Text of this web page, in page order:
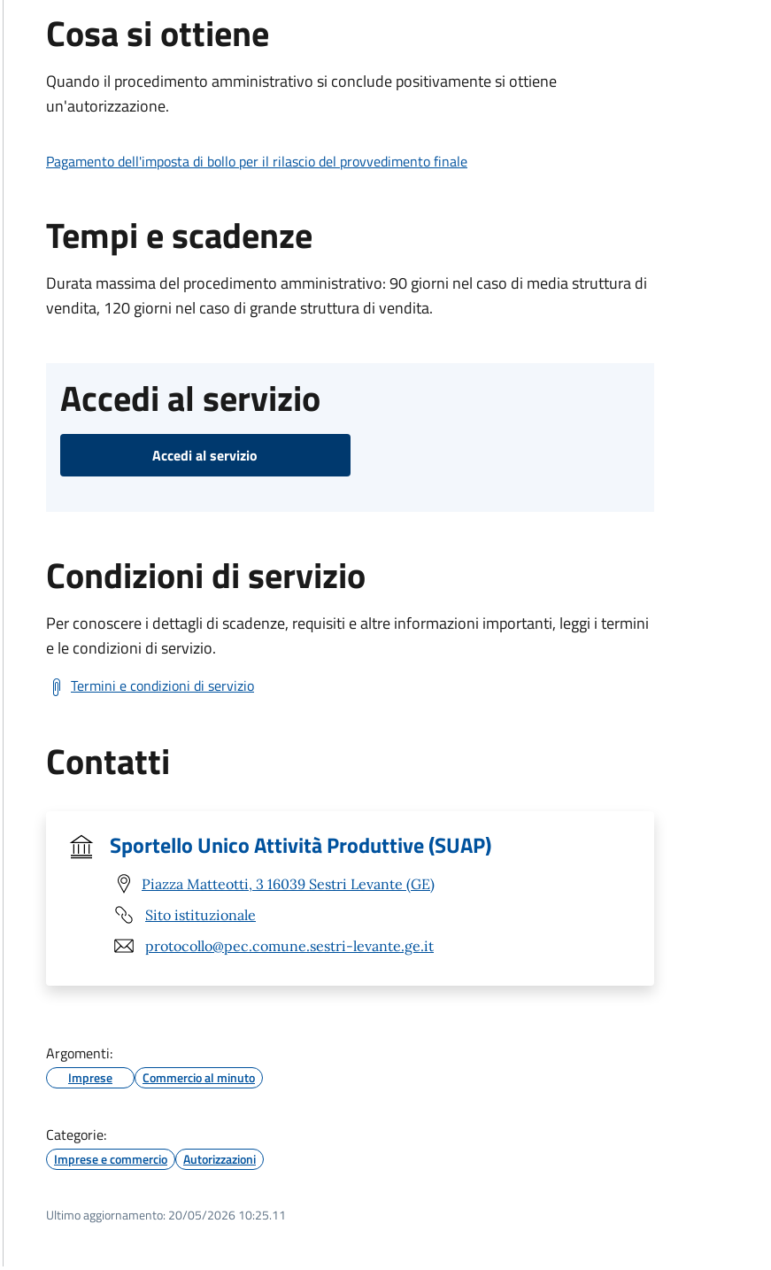
Cosa si ottiene
Quando il procedimento amministrativo si conclude positivamente si ottiene
un'autorizzazione.
Pagamento dell'imposta di bollo per il rilascio del provvedimento finale
Tempi e scadenze
Durata massima del procedimento amministrativo: 90 giorni nel caso di media struttura di
vendita, 120 giorni nel caso di grande struttura di vendita.
Accedi al servizio
Accedi al servizio
Condizioni di servizio
Per conoscere i dettagli di scadenze, requisiti e altre informazioni importanti, leggi i termini
e le condizioni di servizio.
Termini e condizioni di servizio
Contatti
Sportello Unico Attività Produttive (SUAP)
Piazza Matteotti, 3 16039 Sestri Levante (GE)
Sito istituzionale
protocollo@pec.comune.sestri-levante.ge.it
Argomenti:
Imprese Commercio al minuto
Categorie:
Imprese e commercio Autorizzazioni
Ultimo aggiornamento: 20/05/2026 10:25.11